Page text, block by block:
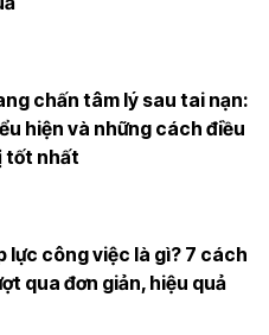
chấn tâm lý sau tai nạn:
hiện và những cách điều
tốt nhất
lực công việc là gì? 7 cách
qua đơn giản, hiệu quả